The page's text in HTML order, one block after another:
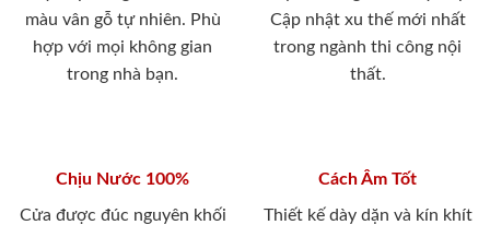
màu vân gỗ tự nhiên. Phù
hợp với mọi không gian
trong nhà bạn.
Cập nhật xu thế mới nhất
trong ngành thi công nội
thất.
Chịu Nước 100%
Cửa được đúc nguyên khối
Cách Âm Tốt
Thiết kế dày dặn và kín khít